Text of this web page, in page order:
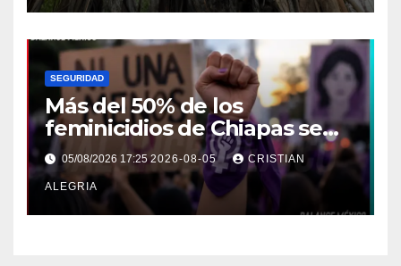
SEGURIDAD
Más del 50% de los
feminicidios de Chiapas se
concentran en la Costa-
Soconusco
05/08/2026 17:252026-08-05 CRISTIAN
ALEGRIA